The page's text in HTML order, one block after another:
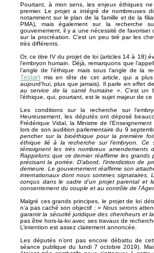
Pourtant, à mon sens, les enjeux éthiques
premier. Le projet a intégré de nombreuses
notamment sur le plan de la famille et de la
PMA), mais également sur la recherche
gouvernement, il y a une nécessité de
sur la procréation. C’est un peu tiré par les
très différents.
Or, ce titre IV du projet de loi (articles 14 à 18)
l’embryon humain. Déjà, remarquons que
l’angle de l’éthique mais sous l’angle de la
Testart mis en tête de cet article, qui a
aujourd’hui, plus que jamais). Il parle en effet
au service de la santé humaine » . C’est
l’éthique, qui, pourtant, est le sujet majeur de
Les conditions sur la recherche sur
Heureusement, les députés ont déposé
Frédérique Vidal, la Ministre de
lors de son audition parlementaire du 9
pencher sur la bioéthique pour la première
éthique lié à la recherche sur l’embryon.
témoignent les très nombreux
Rappelons que ce dernier réaffirme les
précisant la portée. D’abord, l’interdiction de
demeure. Le gouvernement réaffirme son
internationaux dont nous sommes signataires.
conçus dans le cadre d’un projet parental et
consentement du couple et au contrôle de
Malgré ces grands principes, le projet de loi
n’a pas caché son objectif : « Nous serons
garantir la sécurité juridique des chercheurs et
pas être hors-la-loi avec ses travaux de
L’intention est assez clairement annoncée.
Les députés n’ont pas encore débattu de
séance publique du lundi 7 octobre 2019).